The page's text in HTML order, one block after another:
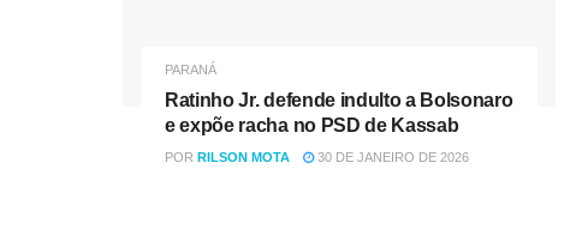
PARANÁ
Ratinho Jr. defende indulto a Bolsonaro
e expõe racha no PSD de Kassab
POR RILSON MOTA 30 DE JANEIRO DE 2026